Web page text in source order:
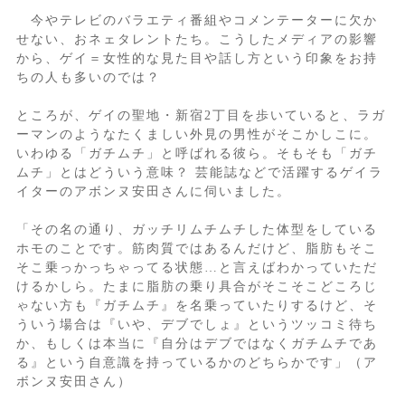
今やテレビのバラエティ番組やコメンテーターに欠か
せない、おネェタレントたち。こうしたメディアの影響
から、ゲイ＝女性的な見た目や話し方という印象をお持
ちの人も多いのでは？
ところが、ゲイの聖地・新宿2丁目を歩いていると、ラガ
ーマンのようなたくましい外見の男性がそこかしこに。
いわゆる「ガチムチ」と呼ばれる彼ら。そもそも「ガチ
ムチ」とはどういう意味？ 芸能誌などで活躍するゲイラ
イターのアボンヌ安田さんに伺いました。
「その名の通り、ガッチリムチムチした体型をしている
ホモのことです。筋肉質ではあるんだけど、脂肪もそこ
そこ乗っかっちゃってる状態…と言えばわかっていただ
けるかしら。たまに脂肪の乗り具合がそこそこどころじ
ゃない方も『ガチムチ』を名乗っていたりするけど、そ
ういう場合は『いや、デブでしょ』というツッコミ待ち
か、もしくは本当に『自分はデブではなくガチムチであ
る』という自意識を持っているかのどちらかです」（ア
ボンヌ安田さん）